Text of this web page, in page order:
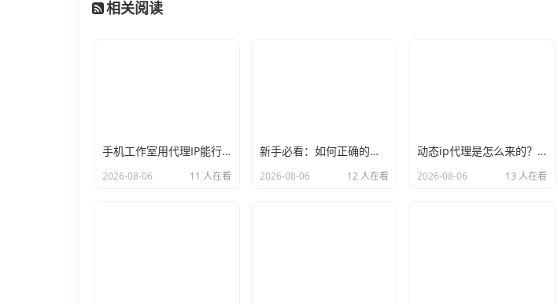
相关阅读
手机工作室用代理IP能行么？过来人的经验告诉你答案
2026-08-06 11 人在看
新手必看：如何正确的选择代理ip软件，别再交智商税了
2026-08-06 12 人在看
动态ip代理是怎么来的？背后的原理比你想象的精彩
2026-08-06 13 人在看